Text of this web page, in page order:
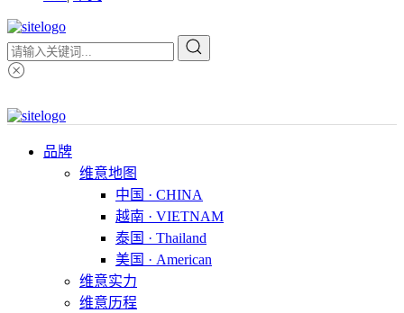
品牌
维意地图
中国 · CHINA
越南 · VIETNAM
泰国 · Thailand
美国 · American
维意实力
维意历程